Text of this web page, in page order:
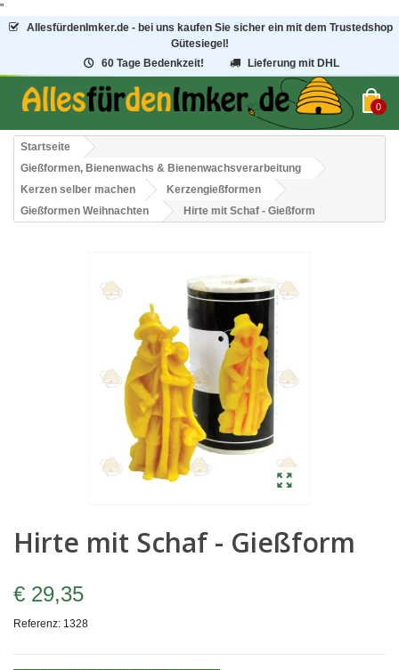
"
AllesfürdenImker.de - bei uns kaufen Sie sicher ein mit dem Trustedshop
Gütesiegel!
60 Tage Bedenkzeit!
Lieferung mit DHL
0
Startseite
Gießformen, Bienenwachs & Bienenwachsverarbeitung
Kerzen selber machen
Kerzengießformen
Gießformen Weihnachten
Hirte mit Schaf - Gießform
Hirte mit Schaf - Gießform
€ 29,35
Referenz: 1328